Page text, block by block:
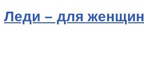
Леди – для женщин